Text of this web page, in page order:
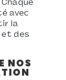
avec
la
des
NOS